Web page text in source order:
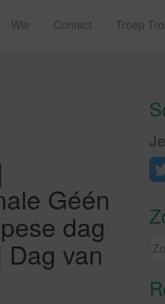
Wie Contact Troep
Géén
dag
van